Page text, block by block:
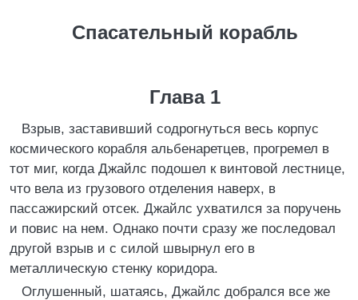
Спасательный корабль
Глава 1
Взрыв, заставивший содрогнуться весь корпус
космического корабля альбенаретцев, прогремел в
тот миг, когда Джайлс подошел к винтовой лестнице,
что вела из грузового отделения наверх, в
пассажирский отсек. Джайлс ухватился за поручень
и повис на нем. Однако почти сразу же последовал
другой взрыв и с силой швырнул его в
металлическую стенку коридора.
Оглушенный, шатаясь, Джайлс добрался все же